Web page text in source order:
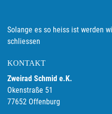
Solange es so heiss ist werden
schliessen
KONTAKT
Zweirad Schmid e.K.
Okenstraße 51
77652 Offenburg